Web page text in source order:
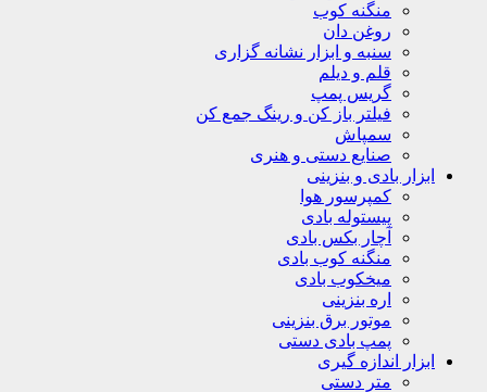
منگنه کوب
روغن دان
سنبه و ابزار نشانه گزاری
قلم و دیلم
گریس پمپ
فیلتر باز کن و رینگ جمع کن
سمپاش
صنایع دستی و هنری
ابزار بادی و بنزینی
کمپرسور هوا
پیستوله بادی
آچار بکس بادی
منگنه کوب بادی
میخکوب بادی
اره بنزینی
موتور برق بنزینی
پمپ بادی دستی
ابزار اندازه گیری
متر دستی